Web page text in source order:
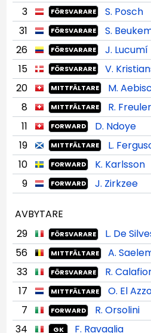
3 FÖRSVARARE S. Posch
31 FÖRSVARARE
S.
26
FÖRSVARARE J. Lucumí
15 FÖRSVARARE
V.
20
MITTFÄLTARE M.
8 MITTFÄLTARE R. Freuler
11 FORWARD D. Ndoye
19 MITTFÄLTARE
L.
10
FORWARD K. Karlsson
9 FORWARD J. Zirkzee
AVBYTARE
29
FÖRSVARARE L. De
56 MITTFÄLTARE A.
33 FÖRSVARARE R.
17 MITTFÄLTARE O. El
7 FORWARD R. Orsolini
34 GK
F. Ravaglia